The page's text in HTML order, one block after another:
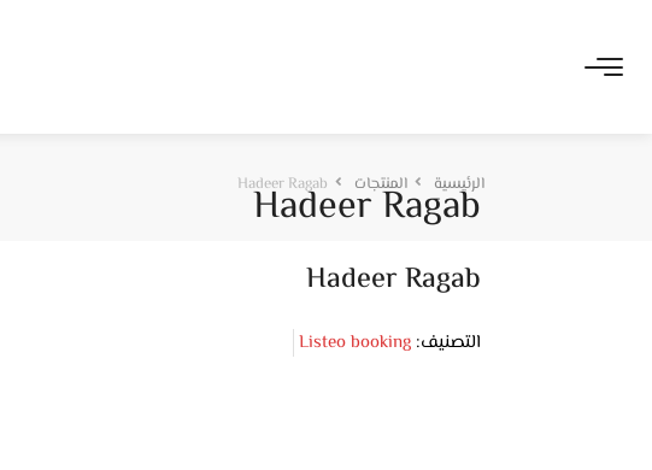
Hadeer Ragab
الرئيسية المنتجات Hadeer Ragab
Hadeer Ragab
التصنيف: Listeo booking